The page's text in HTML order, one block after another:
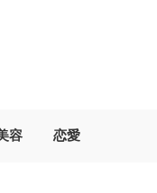
容 恋愛